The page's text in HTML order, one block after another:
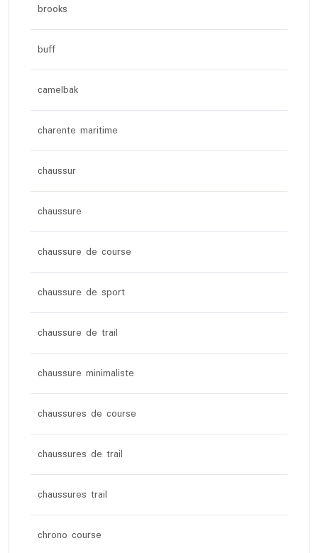
brooks
buff
camelbak
charente maritime
chaussur
chaussure
chaussure de course
chaussure de sport
chaussure de trail
chaussure minimaliste
chaussures de course
chaussures de trail
chaussures trail
chrono course